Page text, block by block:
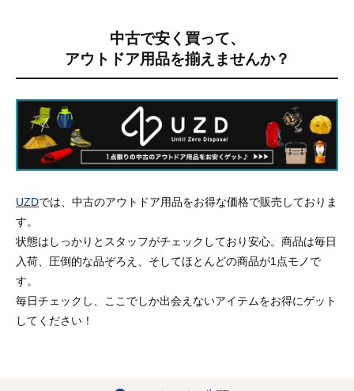
中古で安く買って、
アウトドア用品を揃えませんか？
UZDでは、中古のアウトドア用品をお得な価格で販売しておりま
す。
状態はしっかりとスタッフがチェックしており安心。商品は毎日
入荷、圧倒的な品ぞろえ、そしてほとんどの商品が1点モノで
す。
毎日チェックし、ここでしか出会えないアイテムをお得にゲット
してください！